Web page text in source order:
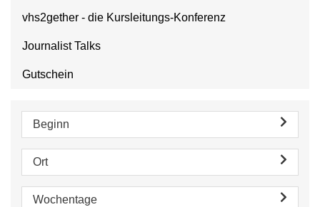
vhs2gether - die Kursleitungs-Konferenz
Journalist Talks
Gutschein
Beginn
Ort
Wochentage